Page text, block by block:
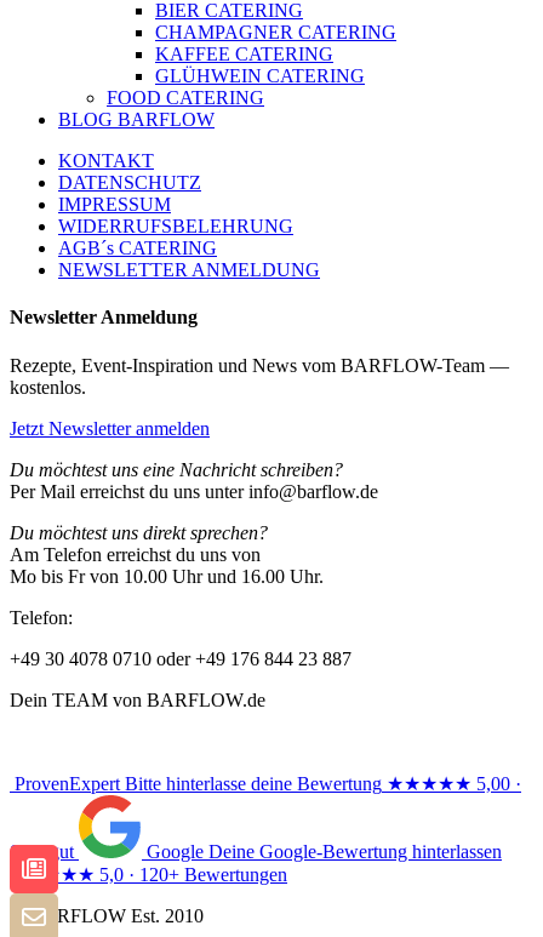
BIER CATERING
CHAMPAGNER CATERING
KAFFEE CATERING
GLÜHWEIN CATERING
FOOD CATERING
BLOG BARFLOW
KONTAKT
DATENSCHUTZ
IMPRESSUM
WIDERRUFSBELEHRUNG
AGB´s CATERING
NEWSLETTER ANMELDUNG
Newsletter Anmeldung
Rezepte, Event-Inspiration und News vom BARFLOW-Team —
kostenlos.
Jetzt Newsletter anmelden
Du möchtest uns eine Nachricht schreiben?
Per Mail erreichst du uns unter info@barflow.de
Du möchtest uns direkt sprechen?
Am Telefon erreichst du uns von
Mo bis Fr von 10.00 Uhr und 16.00 Uhr.
Telefon:
+49 30 4078 0710 oder +49 176 844 23 887
Dein TEAM von BARFLOW.de
ProvenExpert Bitte hinterlasse deine Bewertung ★★★★★ 5,00 ·
Sehr gut Google Deine Google-Bewertung hinterlassen
★★★★★ 5,0 · 120+ Bewertungen
© BARFLOW Est. 2010